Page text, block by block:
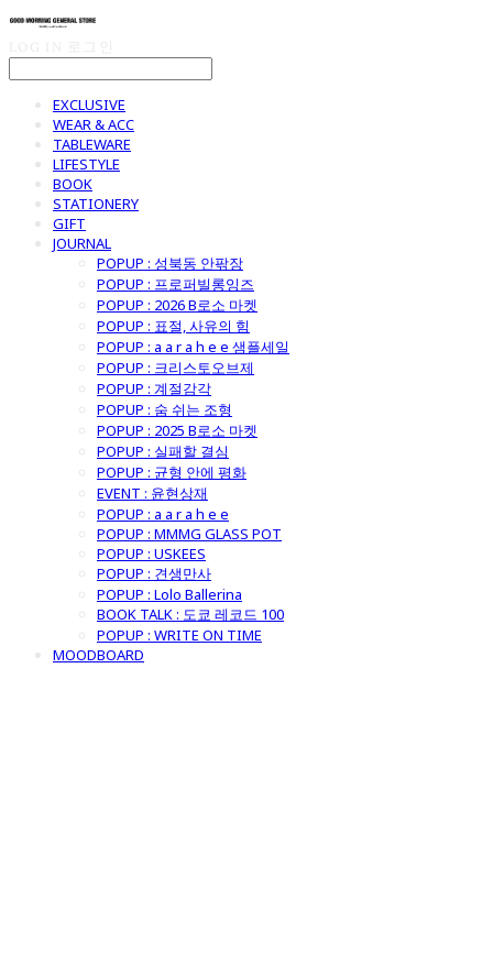
EXCLUSIVE
WEAR & ACC
TABLEWARE
LIFESTYLE
BOOK
STATIONERY
GIFT
JOURNAL
POPUP : 성북동 안팎장
POPUP : 프로퍼빌롱잉즈
POPUP : 2026 B로소 마켓
POPUP : 표절, 사유의 힘
POPUP : a a r a h e e 샘플세일
POPUP : 크리스토오브제
POPUP : 계절감각
POPUP : 숨 쉬는 조형
POPUP : 2025 B로소 마켓
POPUP : 실패할 결심
POPUP : 균형 안에 평화
EVENT : 윤현상재
POPUP : a a r a h e e
POPUP : MMMG GLASS POT
POPUP : USKEES
POPUP : 견생만사
POPUP : Lolo Ballerina
BOOK TALK : 도쿄 레코드 100
POPUP : WRITE ON TIME
MOODBOARD